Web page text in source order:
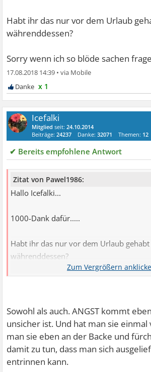
Habt ihr das nur vor dem Urlaub
währenddessen?
Sorry wenn ich so blöde sachen frage
17.08.2018 14:39 •
x 1
Icefalki
Mitglied seit:24.10.2014
Beiträge:24237 Danke:32071 Themen: 12
✔ Bereits empfohlene Antwort
Zitat von Pawel1986:
Hallo Icefalki...
1000-Dank dafür.....
Habt ihr das nur vor dem Urlaub
währenddessen?
Sowohl als auch. ANGST kommt
unsicher ist. Und hat man sie
man sie eben an der Backe und
damit zu tun, dass man sich
entrinnen kann.